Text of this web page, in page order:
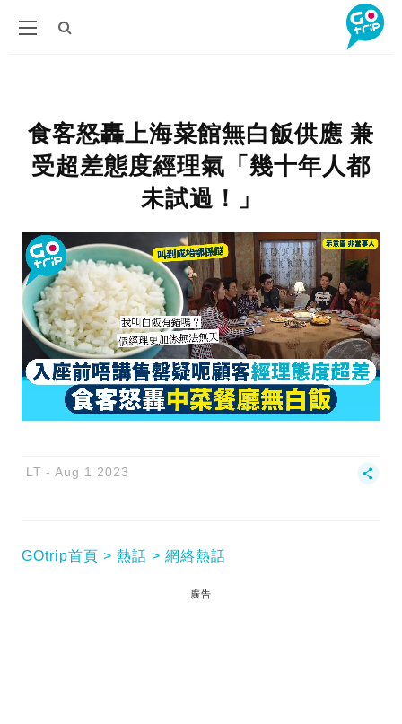
食客怒轟上海菜館無白飯供應 兼
受超差態度經理氣「幾十年人都
未試過！」
LT Aug 1 2023
GOtrip首頁 熱話 網絡熱話
廣告